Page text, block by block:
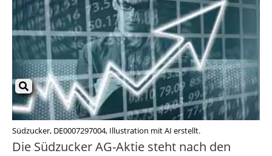
Südzucker, DE0007297004, Illustration mit AI erstellt.
Die Südzucker AG-Aktie steht nach den